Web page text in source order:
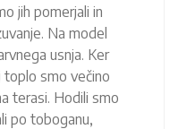
jih pomerjali in
Na model
usnja. Ker
toplo smo večino
terasi. Hodili smo
po toboganu,